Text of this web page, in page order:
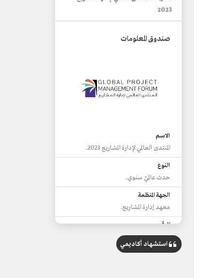
2023
صندوق المعلومات
الاسم
المنتدى العالمي لإدارة المشاريع 2023.
النوع
حدث عالميّ سنوي.
الجهة المنظمة
معهد إدارة المشاريع.
الموقع
العاصمة الرياض.
تاريخ الإطلاق
استشهاد أكاديمي